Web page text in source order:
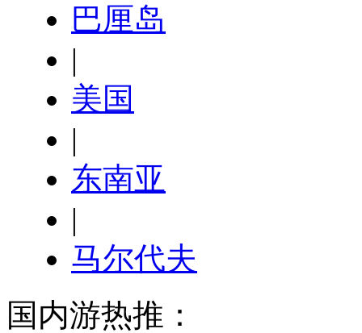
巴厘岛
|
美国
|
东南亚
|
马尔代夫
国内游热推：